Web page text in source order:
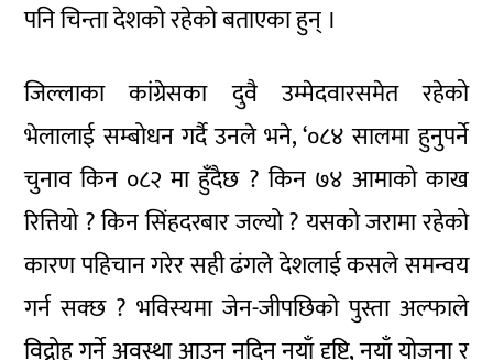
पनि चिन्ता देशको रहेको बताएका हुन् ।
जिल्लाका कांग्रेसका दुवै उम्मेदवारसमेत रहेको
भेलालाई सम्बोधन गर्दै उनले भने, ‘०८४ सालमा हुनुपर्ने
चुनाव किन ०८२ मा हुँदैछ ? किन ७४ आमाको काख
रित्तियो ? किन सिंहदरबार जल्यो ? यसको जरामा रहेको
कारण पहिचान गरेर सही ढंगले देशलाई कसले समन्वय
गर्न सक्छ ? भविस्यमा जेन-जीपछिको पुस्ता अल्फाले
विद्रोह गर्ने अवस्था आउन नदिन नयाँ दृष्टि, नयाँ योजना र